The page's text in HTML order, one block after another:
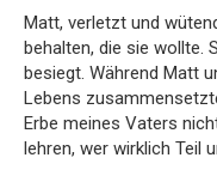
Matt, verletzt und
behalten, die sie wollte.
besiegt. Während Matt
Lebens
Erbe meines Vaters
lehren, wer wirklich Teil